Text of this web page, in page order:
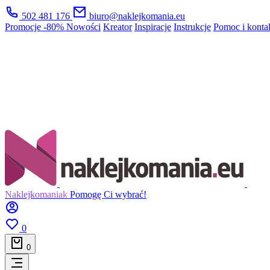
502 481 176
biuro@naklejkomania.eu
Promocje -80% Nowości Kreator Inspiracje Instrukcje Pomoc i
Naklejkomaniak Pomogę Ci wybrać!
0
0